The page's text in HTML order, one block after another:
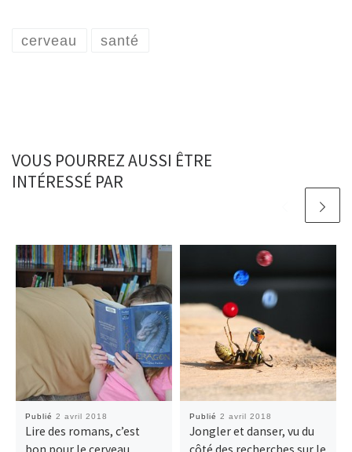
cerveau santé
VOUS POURREZ AUSSI ÊTRE
INTÉRESSÉ PAR
Publié 2 avril 2018
Lire des romans, c’est
bon pour le cerveau
Publié 2 avril 2018
Jongler et danser, vu du
côté des recherches sur le